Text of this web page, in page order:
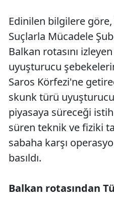
Edinilen bilgilere
Suçlarla Mücadele
Balkan rotasını
uyuşturucu
Saros Körfezi'ne
skunk türü
piyasaya süreceği
süren teknik ve fiziki
sabaha karşı
basıldı.
Balkan rotasından